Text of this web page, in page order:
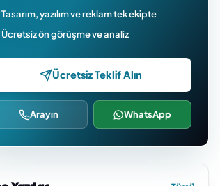
Tasarım, yazılım ve reklam tek ekipte
Ücretsiz ön görüşme ve analiz
Ücretsiz Teklif Alın
Arayın WhatsApp